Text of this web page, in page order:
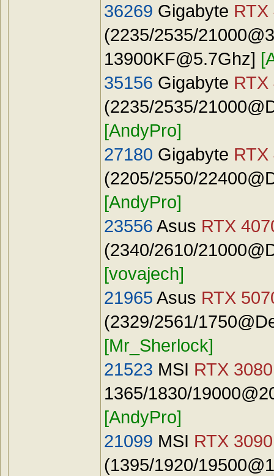
36269 Gigabyte RTX
(2235/2535/
13900KF@5.7Ghz]
35156 Gigabyte RTX
(2235/2535/
[AndyPro]
27180 Gigabyte RTX
(2205/2550/
[AndyPro]
23556 Asus RTX
(2340/2610/
[vovajech]
21965 Asus RTX
(2329/2561/
[Mr_Sherlock]
21523 MSI RTX
1365/1830/
[AndyPro]
21099 MSI RTX 3090
(1395/1920/